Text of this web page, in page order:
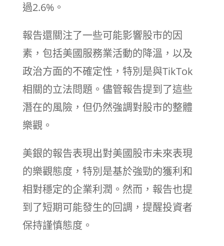
過2.6%。
報告還關注了一些可能影響股市的因
素，包括美國服務業活動的降溫，以及
政治方面的不確定性，特別是與TikTok
相關的立法問題。儘管報告提到了這些
潛在的風險，但仍然強調對股市的整體
樂觀。
美銀的報告表現出對美國股市未來表現
的樂觀態度，特別是基於強勁的獲利和
相對穩定的企業利潤。然而，報告也提
到了短期可能發生的回調，提醒投資者
保持謹慎態度。